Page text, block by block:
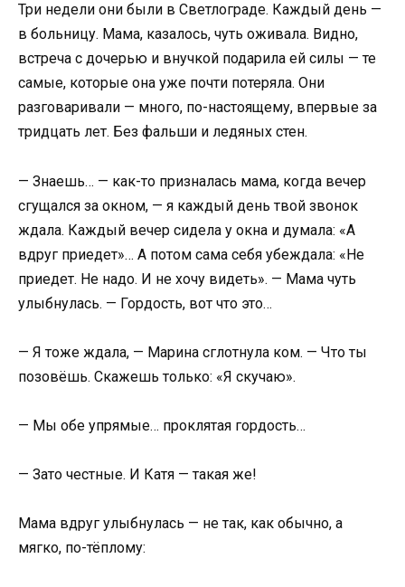
Три недели они были в Светлограде. Каждый день —
в больницу. Мама, казалось, чуть оживала. Видно,
встреча с дочерью и внучкой подарила ей силы — те
самые, которые она уже почти потеряла. Они
разговаривали — много, по-настоящему, впервые за
тридцать лет. Без фальши и ледяных стен.
— Знаешь… — как-то призналась мама, когда вечер
сгущался за окном, — я каждый день твой звонок
ждала. Каждый вечер сидела у окна и думала: «А
вдруг приедет»… А потом сама себя убеждала: «Не
приедет. Не надо. И не хочу видеть». — Мама чуть
улыбнулась. — Гордость, вот что это…
— Я тоже ждала, — Марина сглотнула ком. — Что ты
позовёшь. Скажешь только: «Я скучаю».
— Мы обе упрямые… проклятая гордость…
— Зато честные. И Катя — такая же!
Мама вдруг улыбнулась — не так, как обычно, а
мягко, по-тёплому: